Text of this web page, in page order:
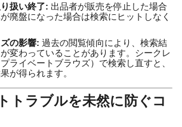
扱い終了: 出品者が販売を停止した場合
廃盤になった場合は検索にヒットしなく
の影響: 過去の閲覧傾向により、検索結
変わっていることがあります。シークレ
ライベートブラウズ）で検索し直すと、
が得られます。
トラブルを未然に防ぐコ